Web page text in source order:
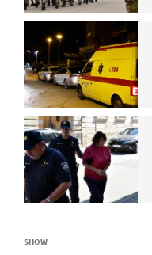
SHOW